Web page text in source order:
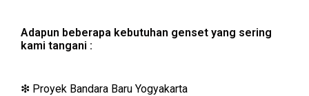
Adapun beberapa kebutuhan genset yang sering
kami tangani :
❇ Proyek Bandara Baru Yogyakarta